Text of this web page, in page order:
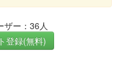
ザー：36人
登録(無料)